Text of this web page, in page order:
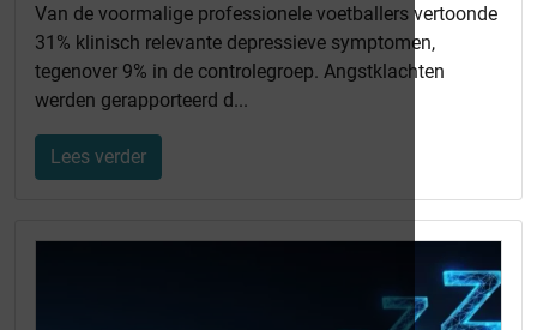
Van de voormalige professionele voetballers vertoonde
31% klinisch relevante depressieve symptomen,
tegenover 9% in de controlegroep. Angstklachten
werden gerapporteerd d...
Lees verder